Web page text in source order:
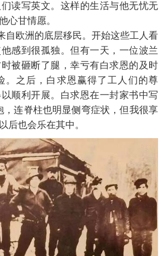
读写英文。这样的生活与他无忧无
心甘情愿。
自欧洲的底层移民。开始这些工人看
感到很孤独。但有一天，一位波兰
被砸断了腿，幸亏有白求恩的及时
。之后，白求恩赢得了工人们的尊
顺利开展。白求恩在一封家书中写
，连脊柱也明显侧弯症状，但我很享
后也会乐在其中。